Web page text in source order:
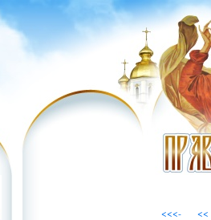
<<<- <<